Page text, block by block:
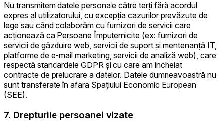
Nu transmitem datele personale către terți fără acordul
expres al utilizatorului, cu excepția cazurilor prevăzute de
lege sau când colaborăm cu furnizori de servicii care
acționează ca Persoane Împuternicite (ex: furnizori de
servicii de găzduire web, servicii de suport și mentenanță IT,
platforme de e-mail marketing, servicii de analiză web), care
respectă standardele GDPR și cu care am încheiat
contracte de prelucrare a datelor. Datele dumneavoastră nu
sunt transferate în afara Spațiului Economic European
(SEE).
7. Drepturile persoanei vizate